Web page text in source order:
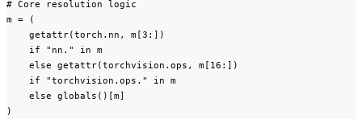
# Core resolution logic
m = (
    getattr(torch.nn, m[3:])
    if "nn." in m
    else getattr(torchvision.ops, m[16:])
    if "torchvision.ops." in m
    else globals()[m]
)